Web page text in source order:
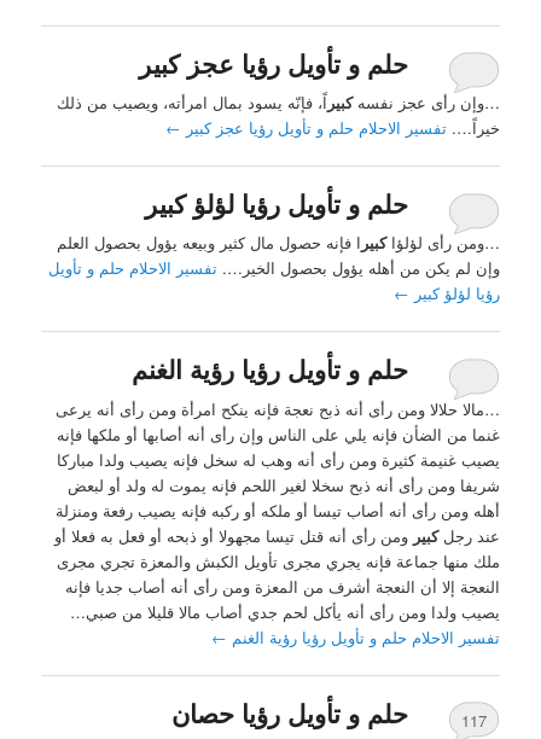
حلم و تأويل رؤيا عجز كبير
…وإن رأى عجز نفسهكبيراً، فإنّه يسود بمال امرأته، ويصيب من ذلك
خيراً….تفسير الاحلام حلم و تأويل رؤيا عجز كبير ←
حلم و تأويل رؤيا لؤلؤ كبير
…ومن رأى لؤلؤاكبير ا فإنه حصول مال كثير وبيعه يؤول بحصول العلم
وإن لم يكن من أهله يؤول بحصول الخير….تفسير الاحلام حلم و تأويل
رؤيا لؤلؤ كبير ←
حلم و تأويل رؤيا رؤية الغنم
…مالا حلالا ومن رأى أنه ذبح نعجة فإنه ينكح امرأة ومن رأى أنه يرعى
غنما من الضأن فإنه يلي على الناس وإن رأى أنه أصابها أو ملكها فإنه
يصيب غنيمة كثيرة ومن رأى أنه وهب له سخل فإنه يصيب ولدا مباركا
شريفا ومن رأى أنه ذبح سخلا لغير اللحم فإنه يموت له ولد أو لبعض
أهله ومن رأى أنه أصاب تيسا أو ملكه أو ركبه فإنه يصيب رفعة ومنزلة
عند رجلكبير ومن رأى أنه قتل تيسا مجهولا أو ذبحه أو فعل به فعلا أو
ملك منها جماعة فإنه يجري مجرى تأويل الكبش والمعزة تجري مجرى
النعجة إلا أن النعجة أشرف من المعزة ومن رأى أنه أصاب جديا فإنه
يصيب ولدا ومن رأى أنه يأكل لحم جدي أصاب مالا قليلا من صبي…
تفسير الاحلام حلم و تأويل رؤيا رؤية الغنم ←
حلم و تأويل رؤيا حصان
117